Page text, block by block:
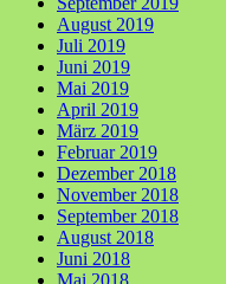
August 2019
Juli 2019
Juni 2019
Mai 2019
April 2019
März 2019
Februar 2019
Dezember 2018
November 2018
September 2018
August 2018
Juni 2018
Mai 2018